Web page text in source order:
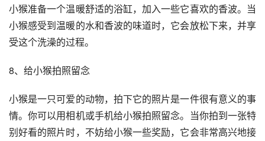
小猴准备一个温暖舒适的浴缸，加入一些它喜欢的香波。当
小猴感受到温暖的水和香波的味道时，它会放松下来，并享
受这个洗澡的过程。
8、给小猴拍照留念
小猴是一只可爱的动物，拍下它的照片是一件很有意义的事
情。你可以用相机或手机给小猴拍照留念。当你拍到一张特
别好看的照片时，不妨给小猴一些奖励，它会非常高兴地接